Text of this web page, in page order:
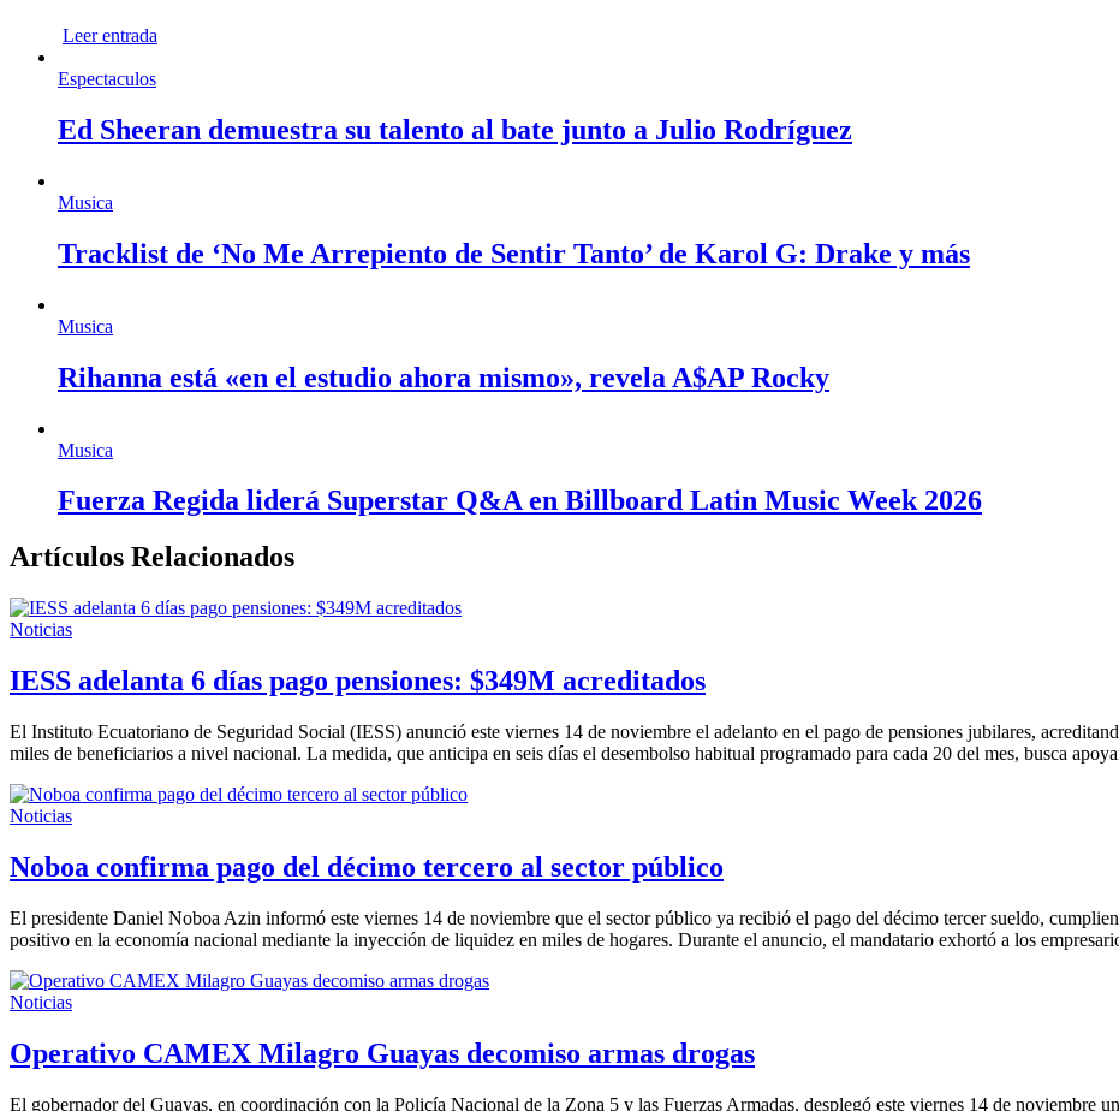
Leer entrada
Espectaculos
Ed Sheeran demuestra su talento al bate junto a Julio Rodríguez
Musica
Tracklist de ‘No Me Arrepiento de Sentir Tanto’ de Karol G: Drake y más
Musica
Rihanna está «en el estudio ahora mismo», revela A$AP Rocky
Musica
Fuerza Regida liderá Superstar Q&A en Billboard Latin Music Week 2026
Artículos Relacionados
Noticias
IESS adelanta 6 días pago pensiones: $349M acreditados
El Instituto Ecuatoriano de Seguridad Social (IESS) anunció este viernes 14 de noviembre el adelanto en el pago de pensiones jubilares,
miles de beneficiarios a nivel nacional. La medida, que anticipa en seis días el desembolso habitual programado para cada 20 del mes, busca
Noticias
Noboa confirma pago del décimo tercero al sector público
El presidente Daniel Noboa Azin informó este viernes 14 de noviembre que el sector público ya recibió el pago del décimo tercer sueldo,
positivo en la economía nacional mediante la inyección de liquidez en miles de hogares. Durante el anuncio, el mandatario exhortó a los
Noticias
Operativo CAMEX Milagro Guayas decomiso armas drogas
El gobernador del Guayas, en coordinación con la Policía Nacional de la Zona 5 y las Fuerzas Armadas, desplegó este viernes 14 de noviembre